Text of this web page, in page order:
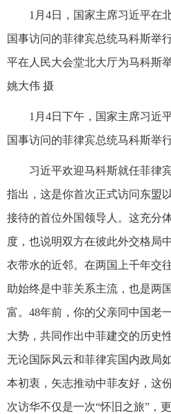
1月4日，国家主席习近平在
国事访问的菲律宾总统马科斯举
平在人民大会堂北大厅为马科斯
姚大伟 摄
1月4日下午，国家主席习近
国事访问的菲律宾总统马科斯举行
习近平欢迎马科斯就任菲律
指出，这是你首次正式访问东盟
接待的首位外国领导人。这充分
度，也说明双方在彼此外交格局
衣带水的近邻。在两国上千年交
助始终是中菲关系主流，也是两
富。48年前，你的父亲同中国老
大势，共同作出中菲建交的历史
无论国际风云和菲律宾国内政局
本初衷，矢志推动中菲友好，这
次访华不仅是一次“怀旧之旅”，